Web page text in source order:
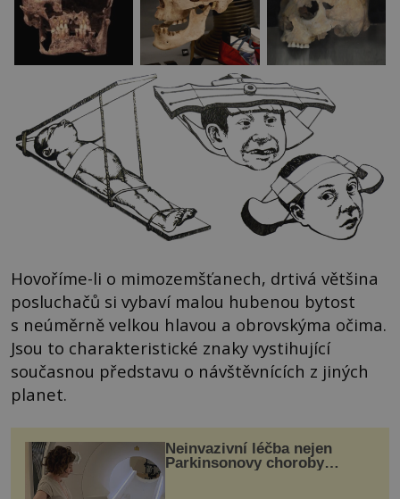
Hovoříme-li o mimozemšťanech, drtivá většina
posluchačů si vybaví malou hubenou bytost
s neúměrně velkou hlavou a obrovskýma očima.
Jsou to charakteristické znaky vystihující
současnou představu o návštěvnících z jiných
planet.
Neinvazivní léčba nejen
Parkinsonovy choroby